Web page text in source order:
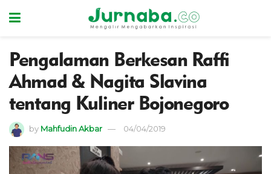
Pengalaman Berkesan Raffi
Ahmad & Nagita Slavina
tentang Kuliner Bojonegoro
by Mahfudin Akbar 04/04/2019